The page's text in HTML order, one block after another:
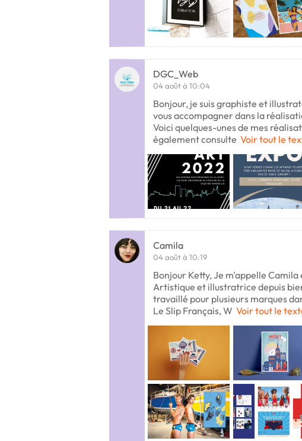
DGC_Web
04 août à 10:04
Bonjour, je suis graphiste et
vous accompagner dans la
Voici quelques-unes de mes
également consulte Voir tout le
Camila
04 août à 10:19
Bonjour Ketty, Je m'appelle
Artistique et illustratrice depuis
travaillé pour plusieurs marques
Le Slip Français, W Voir tout le